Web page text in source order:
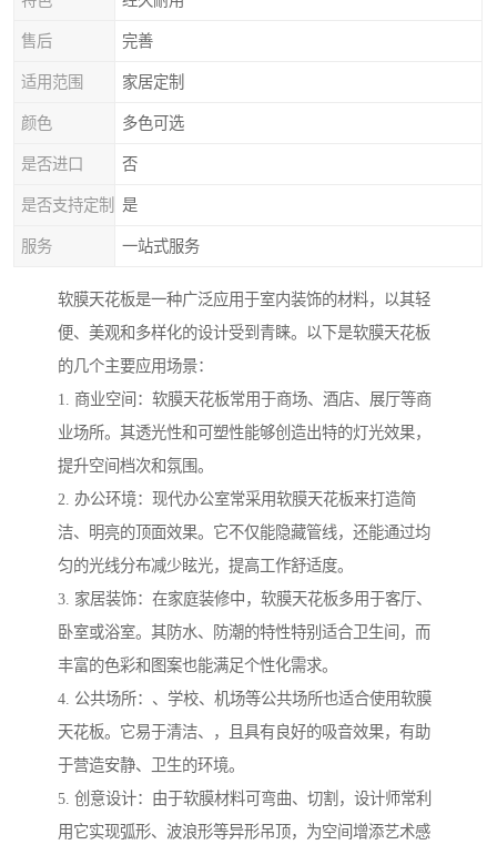
售后 完善
适用范围 家居定制
颜色 多色可选
是否进口 否
是否支持定制 是
服务 一站式服务
软膜天花板是一种广泛应用于室内装饰的材料，以其轻
便、美观和多样化的设计受到青睐。以下是软膜天花板
的几个主要应用场景：
1. 商业空间：软膜天花板常用于商场、酒店、展厅等商
业场所。其透光性和可塑性能够创造出特的灯光效果，
提升空间档次和氛围。
2. 办公环境：现代办公室常采用软膜天花板来打造简
洁、明亮的顶面效果。它不仅能隐藏管线，还能通过均
匀的光线分布减少眩光，提高工作舒适度。
3. 家居装饰：在家庭装修中，软膜天花板多用于客厅、
卧室或浴室。其防水、防潮的特性特别适合卫生间，而
丰富的色彩和图案也能满足个性化需求。
4. 公共场所：、学校、机场等公共场所也适合使用软膜
天花板。它易于清洁、，且具有良好的吸音效果，有助
于营造安静、卫生的环境。
5. 创意设计：由于软膜材料可弯曲、切割，设计师常利
用它实现弧形、波浪形等异形吊顶，为空间增添艺术感